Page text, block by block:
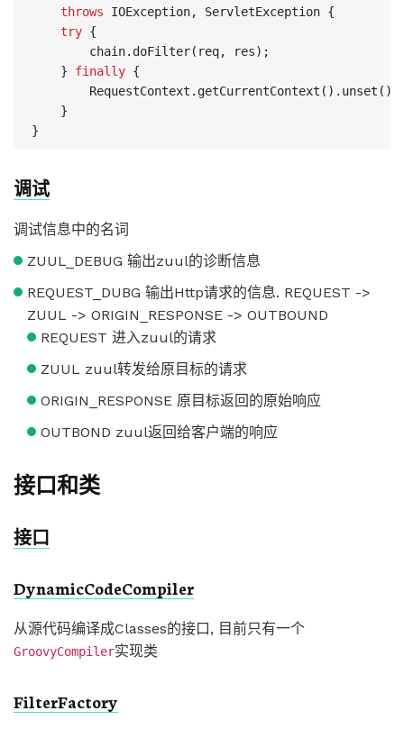
throws
IOException, ServletException {
try {
chain. doFilter( req, res);
}
finally {
RequestContext . getCurrentContext (). unset ();
}
}
调试
调试信息中的名词
ZUUL_DEBUG 输出zuul的诊断信息
REQUEST_DUBG 输出Http请求的信息. REQUEST ->
ZUUL -> ORIGIN_RESPONSE -> OUTBOUND
REQUEST 进入zuul的请求
ZUUL zuul转发给原目标的请求
ORIGIN_RESPONSE 原目标返回的原始响应
OUTBOND zuul返回给客户端的响应
接口和类
接口
DynamicCodeCompiler
从源代码编译成Classes的接口, 目前只有一个
GroovyCompiler实现类
FilterFactory